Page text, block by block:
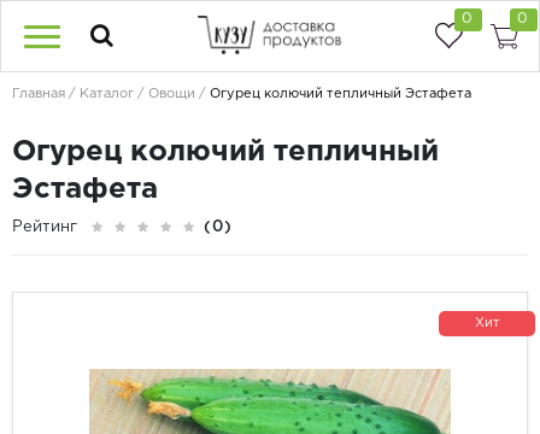
0 0
Главная Каталог Овощи Огурец колючий тепличный Эстафета
Огурец колючий тепличный
Эстафета
Рейтинг (0)
Хит